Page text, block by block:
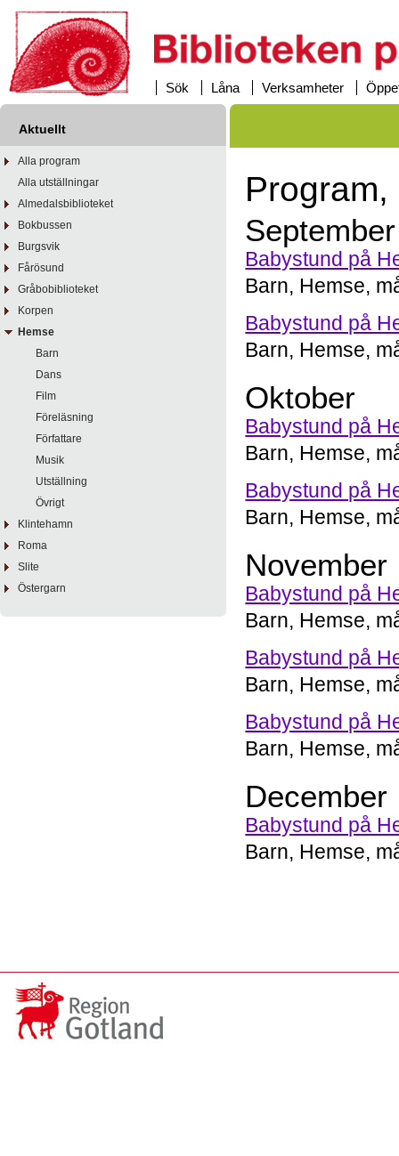
Sök Låna Verksamheter
Aktuellt
Alla program
Alla utställningar
Almedalsbiblioteket
Bokbussen
Burgsvik
Fårösund
Gråbobiblioteket
Korpen
Hemse
Barn
Dans
Film
Föreläsning
Författare
Musik
Utställning
Övrigt
Klintehamn
Roma
Slite
Östergarn
September
Babystund på
Barn, Hemse,
Babystund på
Barn, Hemse,
Oktober
Babystund på
Barn, Hemse,
Babystund på
Barn, Hemse,
November
Babystund på
Barn, Hemse,
Babystund på
Barn, Hemse,
Babystund på
Barn, Hemse,
December
Babystund på
Barn, Hemse,